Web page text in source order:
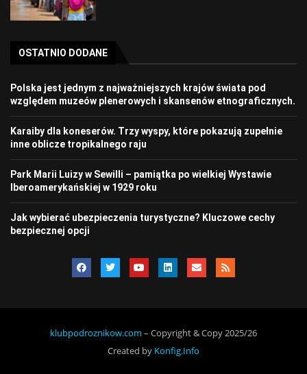
OSTATNIO DODANE
Polska jest jednym z najważniejszych krajów świata pod
względem muzeów plenerowych i skansenów etnograficznych.
Karaiby dla koneserów. Trzy wyspy, które pokazują zupełnie
inne oblicze tropikalnego raju
Park Marii Luizy w Sewilli – pamiątka po wielkiej Wystawie
Iberoamerykańskiej w 1929 roku
Jak wybierać ubezpieczenia turystyczne? Kluczowe cechy
bezpiecznej opcji
klubpodroznikow.com – Copyright & Copy 2025/26
Created by Konfig.Info